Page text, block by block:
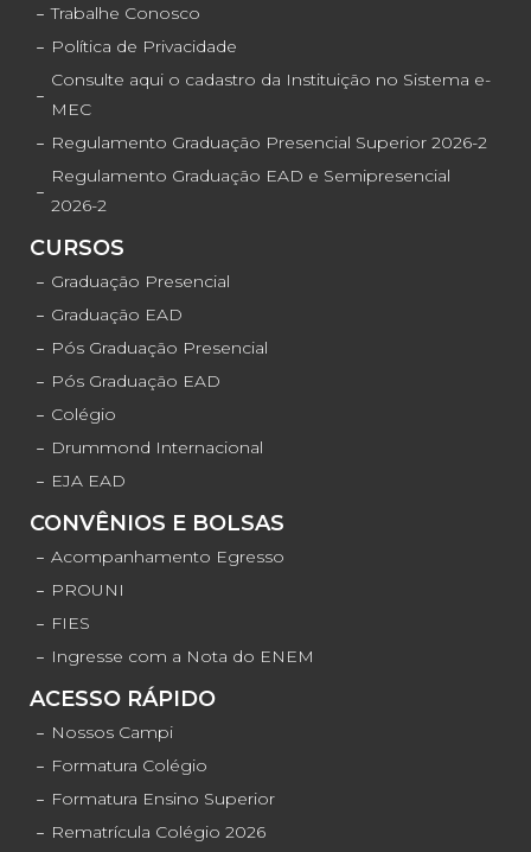
Trabalhe Conosco
Política de Privacidade
Consulte aqui o cadastro da Instituição no Sistema e-
MEC
Regulamento Graduação Presencial Superior 2026-2
Regulamento Graduação EAD e Semipresencial
2026-2
CURSOS
Graduação Presencial
Graduação EAD
Pós Graduação Presencial
Pós Graduação EAD
Colégio
Drummond Internacional
EJA EAD
CONVÊNIOS E BOLSAS
Acompanhamento Egresso
PROUNI
FIES
Ingresse com a Nota do ENEM
ACESSO RÁPIDO
Nossos Campi
Formatura Colégio
Formatura Ensino Superior
Rematrícula Colégio 2026